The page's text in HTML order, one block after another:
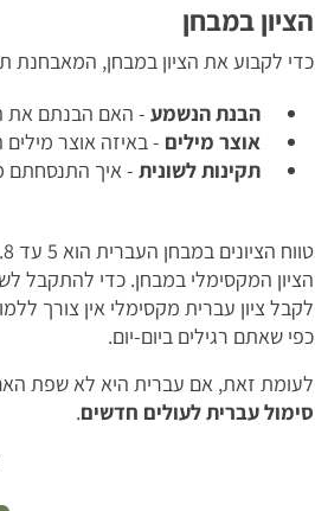
הציון במבחן
כדי לקבוע את הציון במבחן,
הבנת הנשמע - האם הבנתם את
אוצר מילים - באיזה אוצר
תקינות לשונית - איך התנסחתם
לקבל ציון עברית מקסימלי אין צורך
כפי שאתם רגילים ביום-יום.
לעומת זאת, אם עברית היא לא שפת
סימול עברית לעולים חדשים.